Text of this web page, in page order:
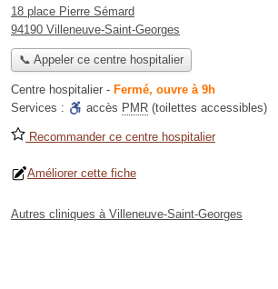
18 place Pierre Sémard
94190 Villeneuve-Saint-Georges
📞 Appeler ce centre hospitalier
Centre hospitalier - Fermé, ouvre à 9h
Services :
accès PMR (toilettes accessibles)
Recommander ce centre hospitalier
Améliorer cette fiche
Autres cliniques à Villeneuve-Saint-Georges